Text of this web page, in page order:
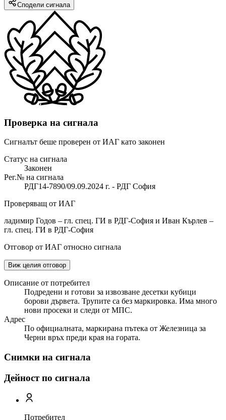
Сподели сигнала
Проверка на сигнала
Сигналът беше проверен от ИАГ като законен
Статус на сигнала
Законен
Рег.№ на сигнала
РДГ14-7890/09.09.2024 г. - РДГ София
Проверяващ от ИАГ
ладимир Годов – гл. спец. ГИ в РДГ-София и Иван Кърлев –
гл. спец. ГИ в РДГ-София
Отговор от ИАГ относно сигнала
Виж целия отговор
Описание от потребител
Подредени и готови за извозване десетки кубици
борови дървета. Трупите са без маркировка. Има много
нови просеки и следи от МПС.
Адрес
По официалната, маркирана пътека от Железница за
Черни връх преди края на гората.
Снимки на сигнала
Дейност по сигнала
Потребител